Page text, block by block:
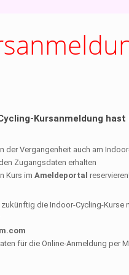
Kursanmeldung hast
der Vergangenheit auch am
Zugangsdaten erhalten
Kurs imAmeldeportal
die Indoor-Cycling-Kurse
für die Online-Anmeldung per